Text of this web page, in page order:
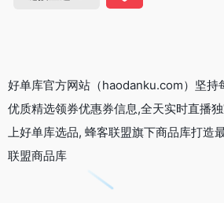
好单库官方网站（haodanku.com）坚持
优质精选领券优惠券信息,全天实时直播
上好单库选品, 蜂客联盟旗下商品库打造
联盟商品库